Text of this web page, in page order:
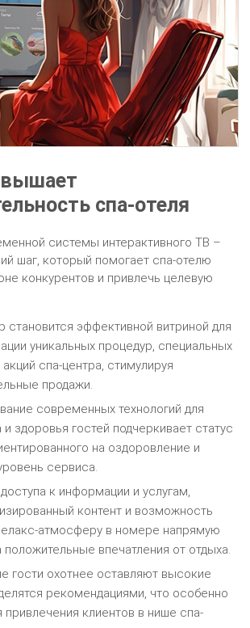
спа-отеля
системы интерактивного ТВ –
шаг, который помогает спа-отелю
конкурентов и привлечь целевую
становится эффективной витриной для
уникальных процедур, специальных
спа-центра, стимулируя
продажи.
современных технологий для
здоровья гостей подчеркивает статус
на оздоровление и
сервиса.
к информации и услугам,
контент и возможность
атмосферу в номере напрямую
положительные впечатления от отдыха.
гости охотнее оставляют высокие
рекомендациями, что особенно
привлечения клиентов в нише спа-